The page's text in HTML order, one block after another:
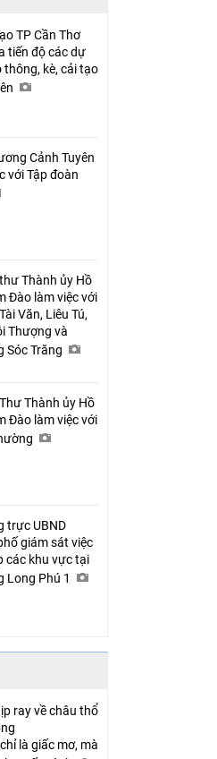
TP Cần Thơ
tiến độ các dự
thông, kè, cải tạo
Cảnh Tuyên
với Tập đoàn
Thành ủy Hồ
Đào làm việc với
Văn, Liêu Tú,
Thượng và
Sóc Trăng
Thành ủy Hồ
Đào làm việc với
trực UBND
giám sát việc
các khu vực tại
Long Phú 1
ray về châu thổ
là giấc mơ, mà